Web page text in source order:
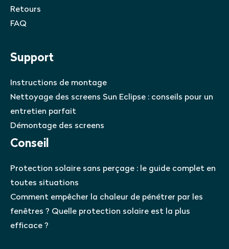
Retours
FAQ
Support
Instructions de montage
Nettoyage des screens Sun Eclipse : conseils pour un
entretien parfait
Démontage des screens
Conseil
Protection solaire sans perçage : le guide complet en
toutes situations
Comment empêcher la chaleur de pénétrer par les
fenêtres ? Quelle protection solaire est la plus
efficace ?